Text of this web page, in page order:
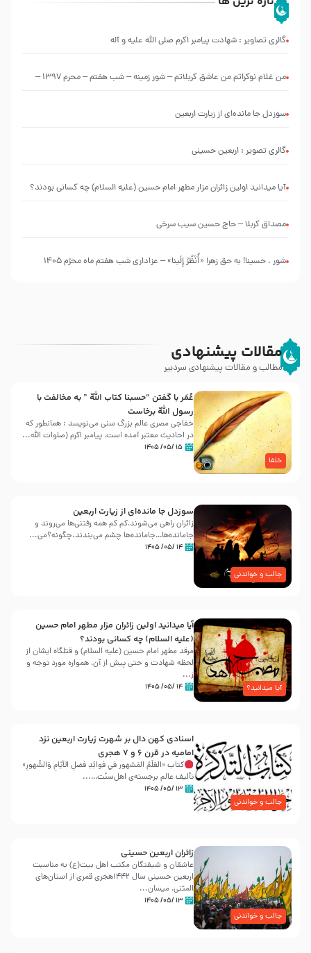
گالری تصاویر : شهادت پیامبر اکرم صلی الله علیه و آله
من غلام نوکراتم من عاشق کربلاتم – شور زمینه – شب هفتم – محرم 1397 –
سوزدل جا مانده‌ای از زیارت اربعین
گالری تصویر : اربعین حسینی
آیا میدانید اولین زائران مزار مطهر امام حسین (علیه السلام) چه کسانی بودند؟
مصداق کربلا – حاج حسین سیب سرخی
شور ، حسینا! به‌ حق زهرا «أُنْظُرْ إِلَینا» – عزاداری شب هفتم ماه محرّم 1405
مقالات پیشنهادی
مطالب و مقالات پیشنهادی سردبیر
خلفا
عُمَر با گفتن “حسبنا كتاب اللّه ” به مخالفت با
رسول اللّه برخاست
خفاجی مصری عالم بزرگ سنی می‌نویسد : همانطور که
در احادیث معتبر آمده است، پیامبر اکرم (صلوات اللّه...
۱۵ /۰۵/ ۱۴۰۵
جالب و خواندنی
سوزدل جا مانده‌ای از زیارت اربعین
زائران راهی می‌شوند،کم‌ کم همه رفتنی‌ها می‌روند و
جامانده‌ها…جامانده‌ها چشم می‌بندند.چگونه؟می‌...
۱۴ /۰۵/ ۱۴۰۵
آیا میدانید؟
آیا میدانید اولین زائران مزار مطهر امام حسین
(علیه السلام) چه کسانی بودند؟
مرقد مطهر امام حسین (علیه السلام) و قتلگاه ایشان از
لحظه شهادت و حتی پیش از آن، همواره مورد توجه و
ز...
۱۴ /۰۵/ ۱۴۰۵
جالب و خواندنی
اسنادی کهن دال بر شهرت زیارت اربعین نزد
امامیه در قرن ۶ و ۷ هجری
کتاب «العَلَمُ المَشهور في فَوائِدِ فَضلِ الأيّامِ وَالشُّهورِ»
تألیف عالم برجسته‌ی اهل‌سنّت…...
۱۳ /۰۵/ ۱۴۰۵
جالب و خواندنی
زائران اربعین حسینی
عاشقان و شیفتگان مکتب اهل بیت(ع) به مناسبت
اربعین حسینی سال ۱۴۴۲هجری قمری از استان‌های
المثنی، میسان...
۱۳ /۰۵/ ۱۴۰۵